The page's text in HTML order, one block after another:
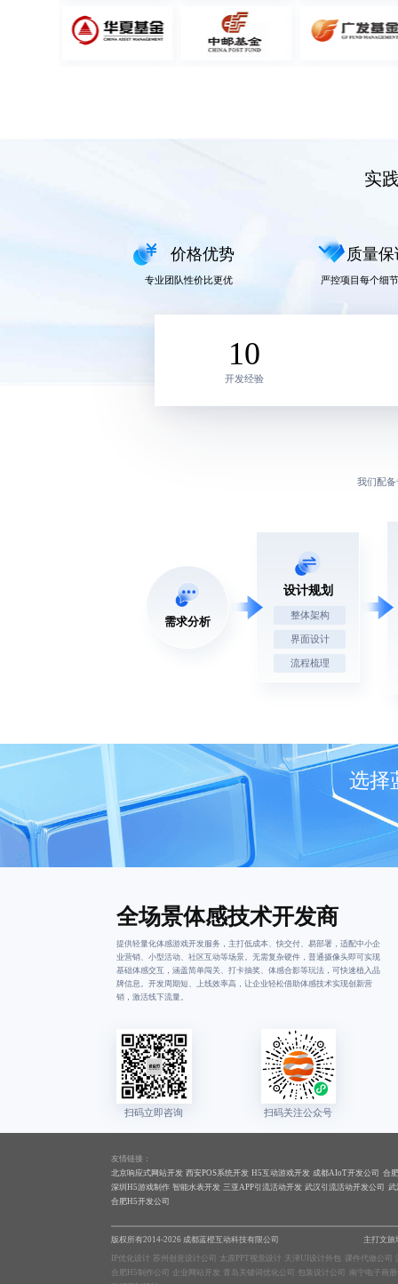
实
价格优势
专业团队性价比更优
质量
严控项目每个细节
10
开发经验
我们配
需求分析
设计规划
整体架构
界面设计
流程梳理
选择
全场景体感技术开发商
提供轻量化体感游戏开发服务，主打低成本、快交付、易部署，适配中小企
业营销、小型活动、社区互动等场景。无需复杂硬件，普通摄像头即可实现
基础体感交互，涵盖简单闯关、打卡抽奖、体感合影等玩法，可快速植入品
牌信息。开发周期短、上线效率高，让企业轻松借助体感技术实现创新营
销，激活线下流量。
友情链接：
北京响应式网站开发 西安POS系统开发 H5互动游戏开发 成都AIoT开发公司 合
深圳H5游戏制作 智能水表开发 三亚APP引流活动开发 武汉引流活动开发公司 武
合肥H5开发公司
版权所有2014-2026 成都蓝橙互动科技有限公司 主打文旅
IP优化设计 苏州创意设计公司 太原PPT视觉设计 天津UI设计外包 课件代做公司
合肥H5制作公司
企业网站开发 青岛关键词优化公司 包装设计公司
南宁电子画